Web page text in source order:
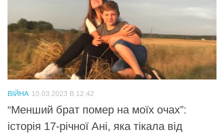
ВІЙНА 10.03.2023 В 12:42
“Менший брат помер на моїх очах”:
історія 17-річної Ані, яка тікала від